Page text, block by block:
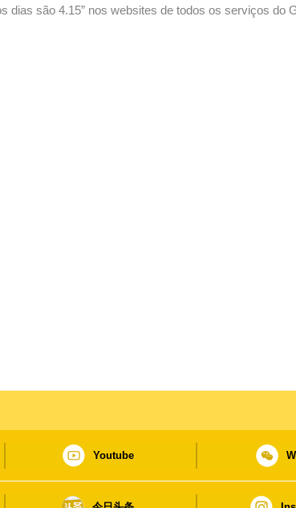
dias são 4.15” nos websites de todos os serviços do
Youtube